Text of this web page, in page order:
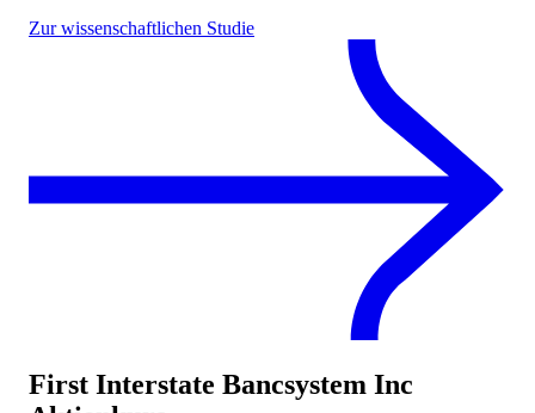
Zur wissenschaftlichen Studie
First Interstate Bancsystem Inc